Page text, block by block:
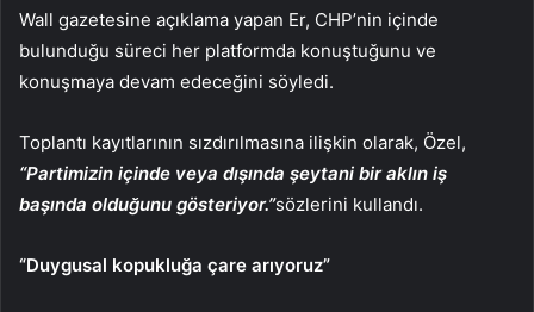
Wall gazetesine açıklama yapan Er, CHP’nin içinde
bulunduğu süreci her platformda konuştuğunu ve
konuşmaya devam edeceğini söyledi.
Toplantı kayıtlarının sızdırılmasına ilişkin olarak, Özel,
“Partimizin içinde veya dışında şeytani bir aklın iş
başında olduğunu gösteriyor.”sözlerini kullandı.
“Duygusal kopukluğa çare arıyoruz”